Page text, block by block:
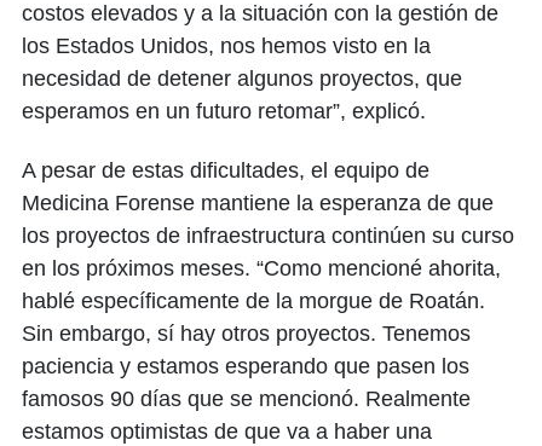
costos elevados y a la situación con la gestión de
los Estados Unidos, nos hemos visto en la
necesidad de detener algunos proyectos, que
esperamos en un futuro retomar”, explicó.
A pesar de estas dificultades, el equipo de
Medicina Forense mantiene la esperanza de que
los proyectos de infraestructura continúen su curso
en los próximos meses. “Como mencioné ahorita,
hablé específicamente de la morgue de Roatán.
Sin embargo, sí hay otros proyectos. Tenemos
paciencia y estamos esperando que pasen los
famosos 90 días que se mencionó. Realmente
estamos optimistas de que va a haber una